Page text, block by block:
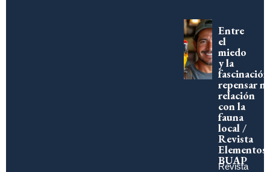
Entre
el
miedo
y la
repensar
relación
con la
fauna
local /
Revista
Elementos
BUAP
Revista